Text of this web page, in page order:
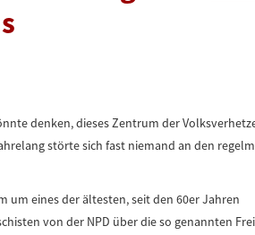
denken, dieses Zentrum der
störte sich fast niemand an den
um eines der ältesten, seit den 60er Jahren
von der NPD über die so genannten